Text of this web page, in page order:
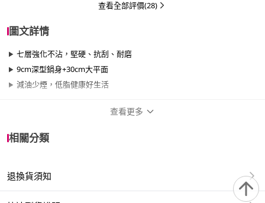
查看全部評價(28)
圖文詳情
七層強化不沾，堅硬、抗刮、耐磨
9cm深型鍋身+30cm大平面
減油少煙，低脂健康好生活
品牌名稱
品牌系列
查看更多
相關分類
退換貨須知